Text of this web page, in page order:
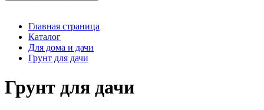
Главная страница
Каталог
Для дома и дачи
Грунт для дачи
Грунт для дачи